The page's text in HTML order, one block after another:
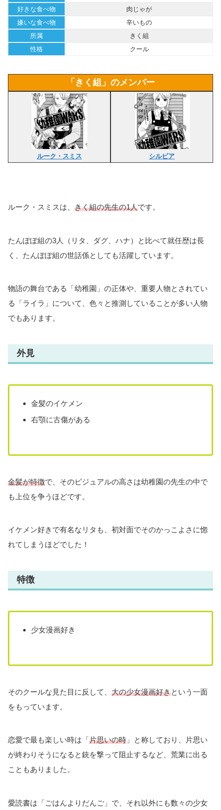
好きな食べ物
肉じゃが
嫌いな食べ物
辛いもの
所属
きく組
性格
クール
「きく組」のメンバー
ルーク・スミス シルビア
ルーク・スミスは、 きく組の先生の1人です。
たんぽぽ組の3人（リタ、ダグ、ハナ）と比べて就任歴は長
く、たんぽぽ組の世話係としても活躍しています。
物語の舞台である「幼稚園」の正体や、重要人物とされてい
る「ライラ」について、色々と推測していることが多い人物
でもあります。
外見
金髪のイケメン
右顎に古傷がある
金髪が特徴で、そのビジュアルの高さは幼稚園の先生の中で
も上位を争うほどです。
イケメン好きで有名なリタも、初対面でそのかっこよさに惚
れてしまうほどでした！
特徴
少女漫画好き
そのクールな見た目に反して、 大の少女漫画好きという一面
をもっています。
恋愛で最も楽しい時は「片思いの時 」と称しており、片思い
が終わりそうになると銃を撃って阻止するなど、荒業に出る
こともありました。
愛読書は「ごはんよりだんご」で、それ以外にも数々の少女